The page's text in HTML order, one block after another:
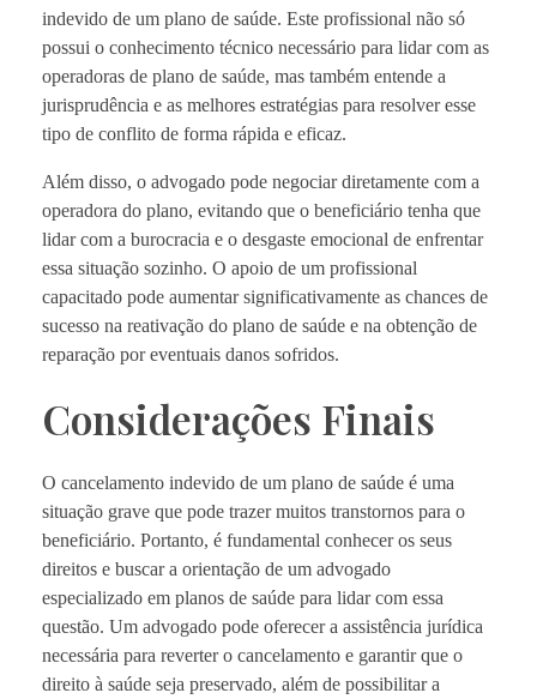
indevido de um plano de saúde. Este profissional não só
possui o conhecimento técnico necessário para lidar com as
operadoras de plano de saúde, mas também entende a
jurisprudência e as melhores estratégias para resolver esse
tipo de conflito de forma rápida e eficaz.
Além disso, o advogado pode negociar diretamente com a
operadora do plano, evitando que o beneficiário tenha que
lidar com a burocracia e o desgaste emocional de enfrentar
essa situação sozinho. O apoio de um profissional
capacitado pode aumentar significativamente as chances de
sucesso na reativação do plano de saúde e na obtenção de
reparação por eventuais danos sofridos.
Considerações Finais
O cancelamento indevido de um plano de saúde é uma
situação grave que pode trazer muitos transtornos para o
beneficiário. Portanto, é fundamental conhecer os seus
direitos e buscar a orientação de um advogado
especializado em planos de saúde para lidar com essa
questão. Um advogado pode oferecer a assistência jurídica
necessária para reverter o cancelamento e garantir que o
direito à saúde seja preservado, além de possibilitar a